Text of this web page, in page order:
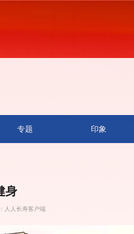
专题 印象
身
人人长寿客户端